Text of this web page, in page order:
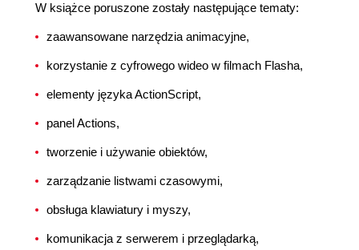
W książce poruszone zostały następujące tematy:
zaawansowane narzędzia animacyjne,
korzystanie z cyfrowego wideo w filmach Flasha,
elementy języka ActionScript,
panel Actions,
tworzenie i używanie obiektów,
zarządzanie listwami czasowymi,
obsługa klawiatury i myszy,
komunikacja z serwerem i przeglądarką,